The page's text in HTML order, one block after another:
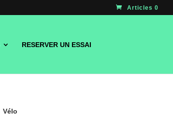
Articles 0
RESERVER UN ESSAI
Vélo